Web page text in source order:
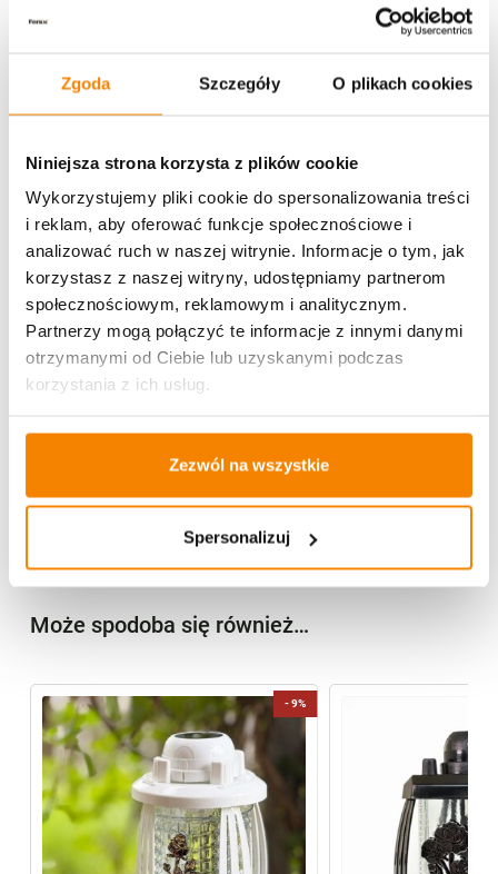
Zgoda Szczegóły O plikach cookies
Niniejsza strona korzysta z plików cookie
Wykorzystujemy pliki cookie do spersonalizowania treści
i reklam, aby oferować funkcje społecznościowe i
analizować ruch w naszej witrynie. Informacje o tym, jak
korzystasz z naszej witryny, udostępniamy partnerom
społecznościowym, reklamowym i analitycznym.
Partnerzy mogą połączyć te informacje z innymi danymi
otrzymanymi od Ciebie lub uzyskanymi podczas
korzystania z ich usług.
Zezwól na wszystkie
Spersonalizuj
Potrzebujesz większą ilość? Zapraszamy do naszej
hurtowniiPrzejdź do hurtowni B2B
Darmowa dostawa:
od 49 zł
Metody płatności
Może spodoba się również…
-9%